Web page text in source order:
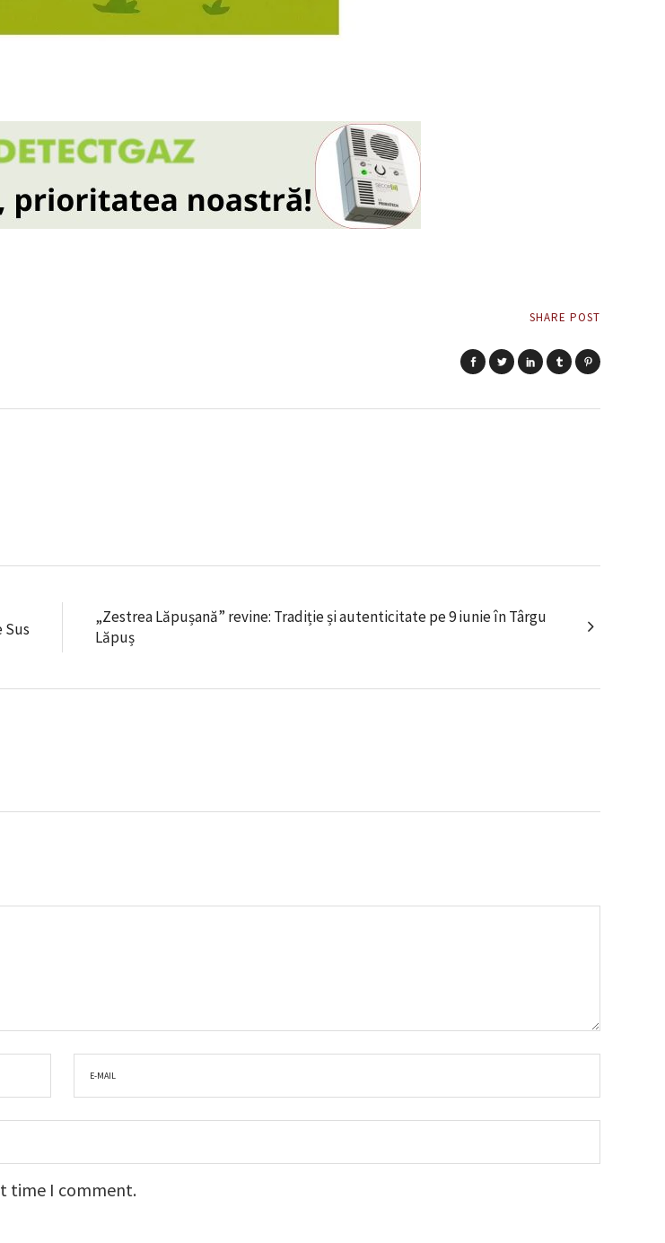
SHARE POST
Sus
„Zestrea Lăpușană” revine: Tradiție și autenticitate pe 9 iunie în Târgu
Lăpuș
time I comment.